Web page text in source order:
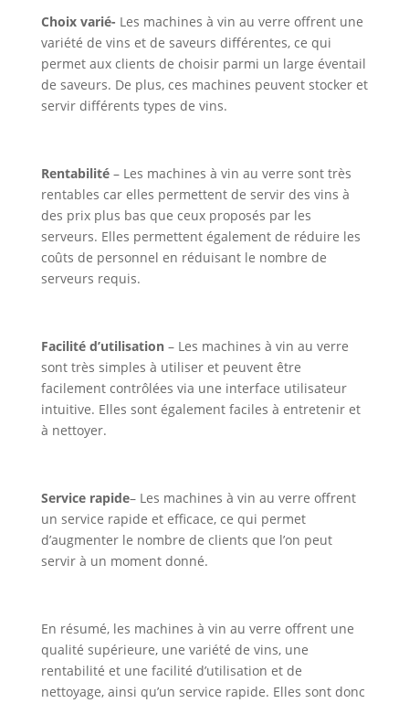
Choix varié- Les machines à vin au verre offrent une
variété de vins et de saveurs différentes, ce qui
permet aux clients de choisir parmi un large éventail
de saveurs. De plus, ces machines peuvent stocker et
servir différents types de vins.
Rentabilité– Les machines à vin au verre sont très
rentables car elles permettent de servir des vins à
des prix plus bas que ceux proposés par les
serveurs. Elles permettent également de réduire les
coûts de personnel en réduisant le nombre de
serveurs requis.
Facilité d’utilisation– Les machines à vin au verre
sont très simples à utiliser et peuvent être
facilement contrôlées via une interface utilisateur
intuitive. Elles sont également faciles à entretenir et
à nettoyer.
Service rapide– Les machines à vin au verre offrent
un service rapide et efficace, ce qui permet
d’augmenter le nombre de clients que l’on peut
servir à un moment donné.
En résumé, les machines à vin au verre offrent une
qualité supérieure, une variété de vins, une
rentabilité et une facilité d’utilisation et de
nettoyage, ainsi qu’un service rapide. Elles sont donc